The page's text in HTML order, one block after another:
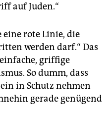
auf Juden.“
eine rote Linie, die
werden darf.“ Das
griffige
So dumm, dass
in Schutz nehmen
gerade genügend